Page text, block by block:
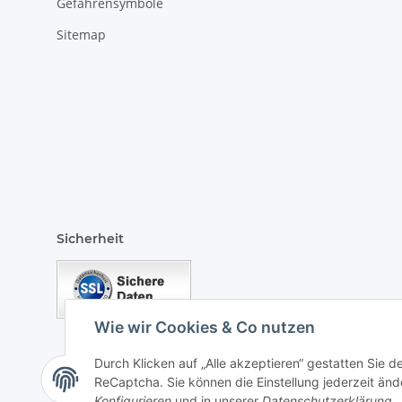
Wie wir Cookies & Co nutzen
Durch Klicken auf „Alle akzeptieren“ gestatten Sie
ReCaptcha. Sie können die Einstellung jederzeit
Sitemap
Sicherheit
Vertrag widerrufen